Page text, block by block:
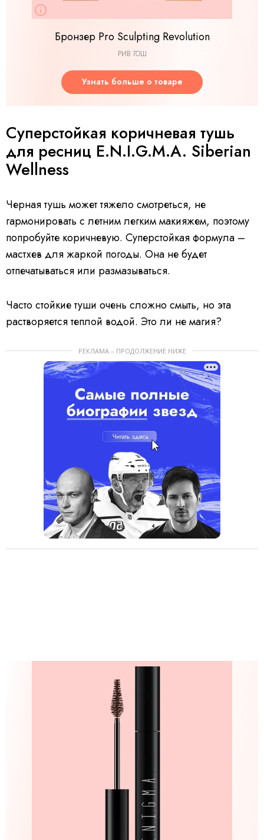
Бронзер Pro Sculpting Revolution
РИВ ГОШ
Узнать больше о товаре
Суперстойкая коричневая тушь
для ресниц E.N.I.G.M.A. Siberian
Wellness
Черная тушь может тяжело смотреться, не
гармонировать с летним легким макияжем, поэтому
попробуйте коричневую. Суперстойкая формула –
мастхев для жаркой погоды. Она не будет
отпечатываться или размазываться.
Часто стойкие туши очень сложно смыть, но эта
растворяется теплой водой. Это ли не магия?
РЕКЛАМА – ПРОДОЛЖЕНИЕ НИЖЕ